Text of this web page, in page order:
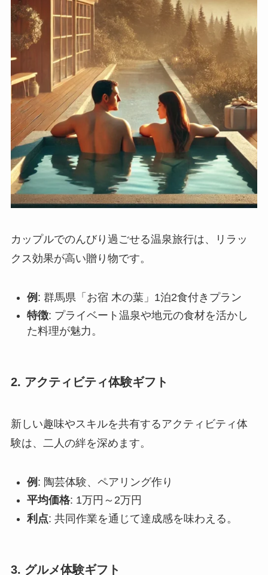
カップルでのんびり過ごせる温泉旅行は、リラッ
クス効果が高い贈り物です。
例 : 群馬県「お宿 木の葉」1泊2食付きプラン
特徴: プライベート温泉や地元の食材を活かし
た料理が魅力。
2. アクティビティ体験ギフト
新しい趣味やスキルを共有するアクティビティ体
験は、二人の絆を深めます。
例 : 陶芸体験、ペアリング作り
平均価格: 1万円～2万円
利点: 共同作業を通じて達成感を味わえる。
3. グルメ体験ギフト